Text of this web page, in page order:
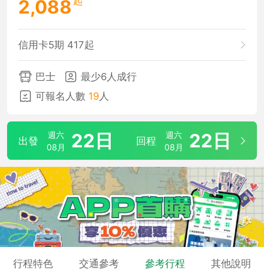
2,088
信用卡5期 417起
巴士
最少6人成行
可報名人數 19人
出發
週六
08月
22日 回程
週六
08月
22日
行程特色 交通參考 參考行程 其他說明